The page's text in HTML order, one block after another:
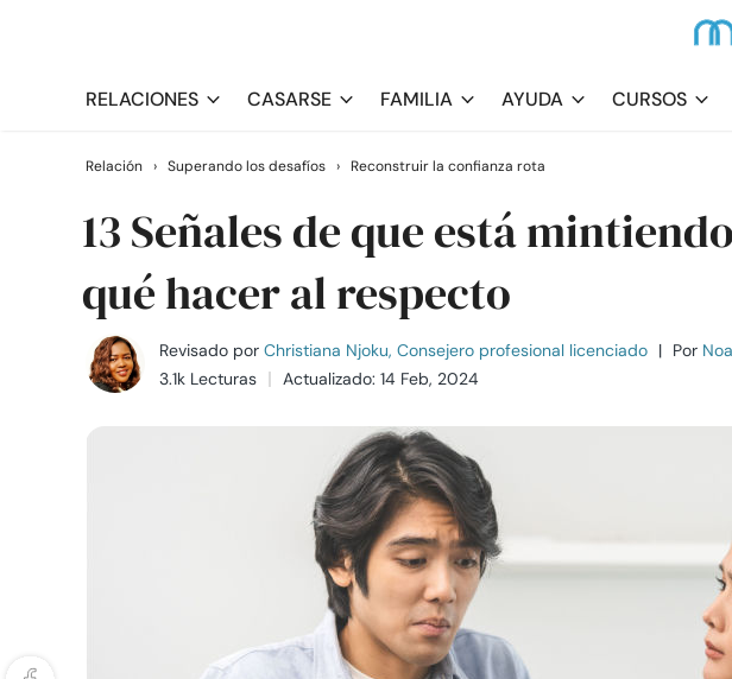
RELACIONES CASARSE FAMILIA AYUDA CURSOS
Relación › Superando los desafíos › Reconstruir la confianza rota
13 Señales de que está
qué hacer al respecto
Revisado por Christiana Njoku, Consejero profesional licenciado | Por
3.1k Lecturas
Actualizado: 14 Feb, 2024